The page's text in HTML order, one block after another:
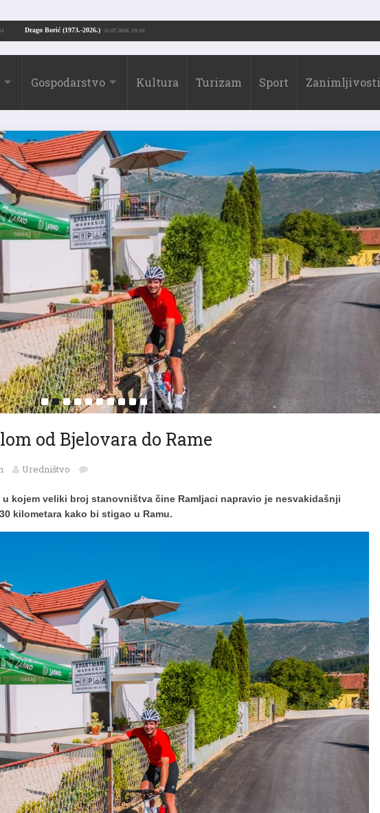
Drago Borić (1973.-2026.)
ostatke 24.07.2026. 13:51
Gospodarstvo Kultura Turizam Sport Zanimljivosti
od Bjelovara do Rame
Uredništvo
kojem veliki broj stanovništva čine Ramljaci napravio je nesvakidašnji
kilometara kako bi stigao u Ramu.